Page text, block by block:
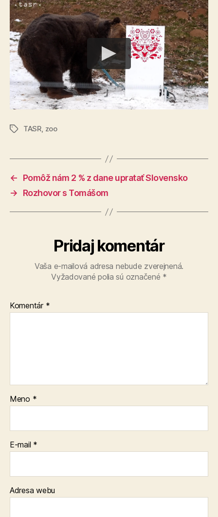
Značky
TASR, zoo
←
Pomôž nám 2 % z dane upratať Slovensko
→
Rozhovor s Tomášom
Pridaj komentár
Vaša e-mailová adresa nebude zverejnená.
Vyžadované polia sú označené *
Komentár *
Meno *
E-mail *
Adresa webu